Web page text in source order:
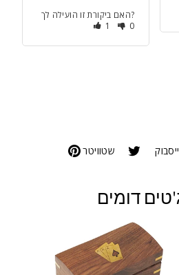
האם ביקורת זו הועילה לך?
1
0
שטוויטר
דומים